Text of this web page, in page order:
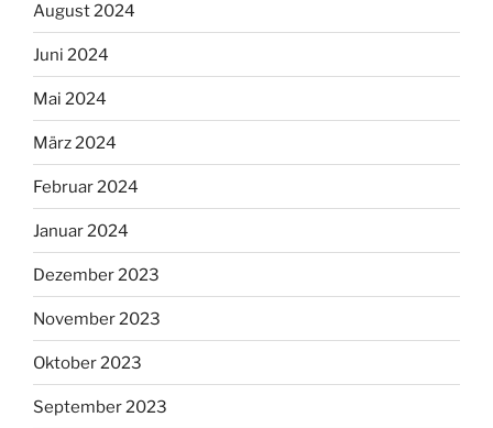
August 2024
Juni 2024
Mai 2024
März 2024
Februar 2024
Januar 2024
Dezember 2023
November 2023
Oktober 2023
September 2023